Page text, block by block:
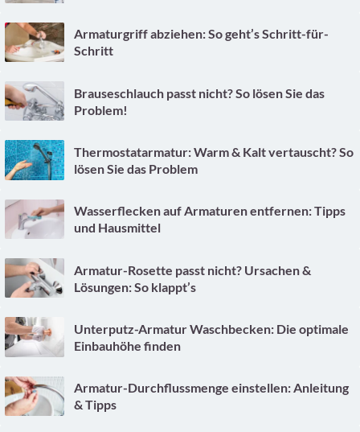
Armaturgriff abziehen: So geht’s Schritt-für-
Schritt
Brauseschlauch passt nicht? So lösen Sie das
Problem!
Thermostatarmatur: Warm & Kalt vertauscht? So
lösen Sie das Problem
Wasserflecken auf Armaturen entfernen: Tipps
und Hausmittel
Armatur-Rosette passt nicht? Ursachen &
Lösungen: So klappt’s
Unterputz-Armatur Waschbecken: Die optimale
Einbauhöhe finden
Armatur-Durchflussmenge einstellen: Anleitung
& Tipps